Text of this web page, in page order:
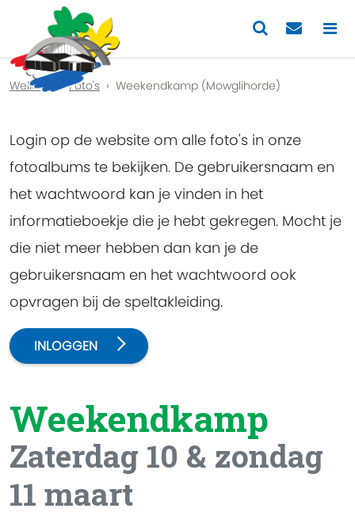
Previous
Welkom Foto's Weekendkamp (Mowglihorde)
Login op de website om alle foto's in onze
fotoalbums te bekijken. De gebruikersnaam en
het wachtwoord kan je vinden in het
informatieboekje die je hebt gekregen. Mocht je
die niet meer hebben dan kan je de
gebruikersnaam en het wachtwoord ook
opvragen bij de speltakleiding.
INLOGGEN
Weekendkamp
Zaterdag 10 & zondag
11 maart